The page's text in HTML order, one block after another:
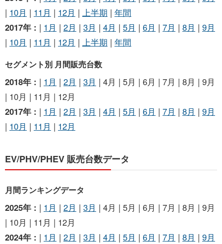
| 10月 | 11月 | 12月 | 上半期 | 年間
2017年 : | 1月 | 2月 | 3月 | 4月 | 5月 | 6月 | 7月 | 8月 | 9月
| 10月 | 11月 | 12月 | 上半期 | 年間
セグメント別 月間販売台数
2018年 : | 1月 | 2月 | 3月 | 4月 | 5月 | 6月 | 7月 | 8月 | 9月
| 10月 | 11月 | 12月
2017年 : | 1月 | 2月 | 3月 | 4月 | 5月 | 6月 | 7月 | 8月 | 9月
| 10月 | 11月 | 12月
EV/PHV/PHEV 販売台数データ
月間ランキングデータ
2025年 : | 1月 | 2月 | 3月 | 4月 | 5月 | 6月 | 7月 | 8月 | 9月
| 10月 | 11月 | 12月
2024年 : | 1月 | 2月 | 3月 | 4月 | 5月 | 6月 | 7月 | 8月 | 9月